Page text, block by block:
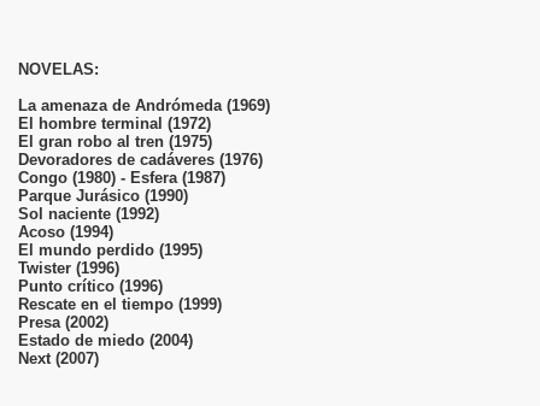
NOVELAS:
La amenaza de Andrómeda (1969)
El hombre terminal (1972)
El gran robo al tren (1975)
Devoradores de cadáveres (1976)
Congo (1980) - Esfera (1987)
Parque Jurásico (1990)
Sol naciente (1992)
Acoso (1994)
El mundo perdido (1995)
Twister (1996)
Punto crítico (1996)
Rescate en el tiempo (1999)
Presa (2002)
Estado de miedo (2004)
Next (2007)